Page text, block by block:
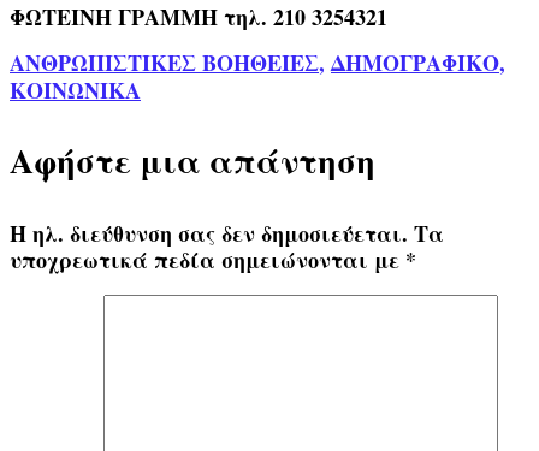
ΦΩΤΕΙΝΗ ΓΡΑΜΜΗ τηλ. 210 3254321
ΑΝΘΡΩΠΙΣΤΙΚΕΣ ΒΟΗΘΕΙΕΣ,ΔΗΜΟΓΡΑΦΙΚΟ,
ΚΟΙΝΩΝΙΚΑ
Αφήστε μια απάντηση
Η ηλ. διεύθυνση σας δεν δημοσιεύεται. Τα
υποχρεωτικά πεδία σημειώνονται με *